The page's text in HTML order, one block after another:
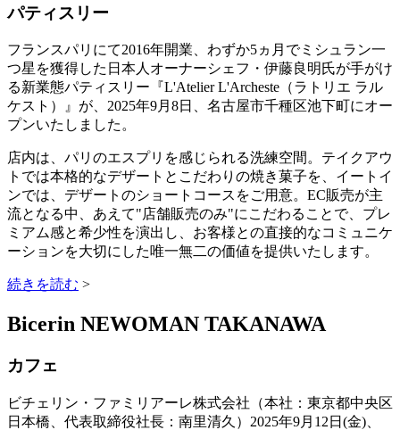
パティスリー
フランスパリにて2016年開業、わずか5ヵ月でミシュラン一
つ星を獲得した日本人オーナーシェフ・伊藤良明氏が手がけ
る新業態パティスリー『L'Atelier L'Archeste（ラトリエ ラル
ケスト）』が、2025年9月8日、名古屋市千種区池下町にオー
プンいたしました。
店内は、パリのエスプリを感じられる洗練空間。テイクアウ
トでは本格的なデザートとこだわりの焼き菓子を、イートイ
ンでは、デザートのショートコースをご用意。EC販売が主
流となる中、あえて"店舗販売のみ"にこだわることで、プレ
ミアム感と希少性を演出し、お客様との直接的なコミュニケ
ーションを大切にした唯一無二の価値を提供いたします。
続きを読む >
Bicerin NEWOMAN TAKANAWA
カフェ
ビチェリン・ファミリアーレ株式会社（本社：東京都中央区
日本橋、代表取締役社長：南里清久）2025年9月12日(金)、